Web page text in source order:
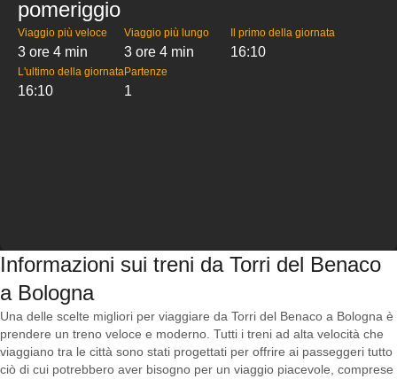
pomeriggio
Viaggio più veloce
3 ore 4 min
Viaggio più lungo
3 ore 4 min
Il primo della giornata
16:10
L'ultimo della giornata
16:10
Partenze
1
Informazioni sui treni da Torri del Benaco
a Bologna
Una delle scelte migliori per viaggiare da Torri del Benaco a Bologna è
prendere un treno veloce e moderno. Tutti i treni ad alta velocità che
viaggiano tra le città sono stati progettati per offrire ai passeggeri tutto
ciò di cui potrebbero aver bisogno per un viaggio piacevole, comprese